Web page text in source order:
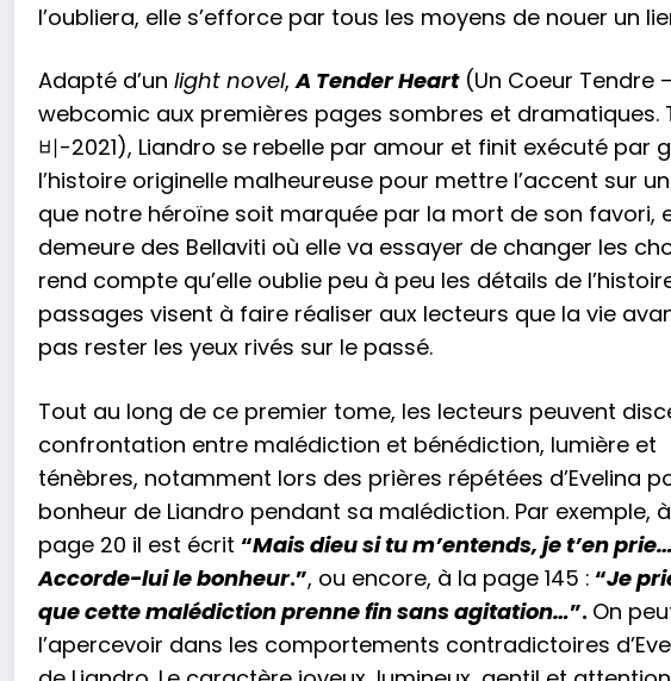
l’oubliera, elle s’efforce par tous les moyens de nouer un
Adapté d’un light novel,A Tender Heart(Un Coeur Tendre –
webcomic aux premières pages sombres et dramatiques.
비-2021), Liandro se rebelle par amour et finit exécuté par
l’histoire originelle malheureuse pour mettre l’accent sur
que notre héroïne soit marquée par la mort de son favori,
demeure des Bellaviti où elle va essayer de changer les
rend compte qu’elle oublie peu à peu les détails de
passages visent à faire réaliser aux lecteurs que la vie
pas rester les yeux rivés sur le passé.
Tout au long de ce premier tome, les lecteurs peuvent
confrontation entre malédiction et bénédiction, lumière et
ténèbres, notamment lors des prières répétées d’Evelina
bonheur de Liandro pendant sa malédiction. Par exemple,
page 20 il est écrit “Mais dieu si tu m’entends, je t’en prie…
Accorde-lui le bonheur.”, ou encore, à la page 145 : “Je
que cette malédiction prenne fin sans agitation…”. On
l’apercevoir dans les comportements contradictoires